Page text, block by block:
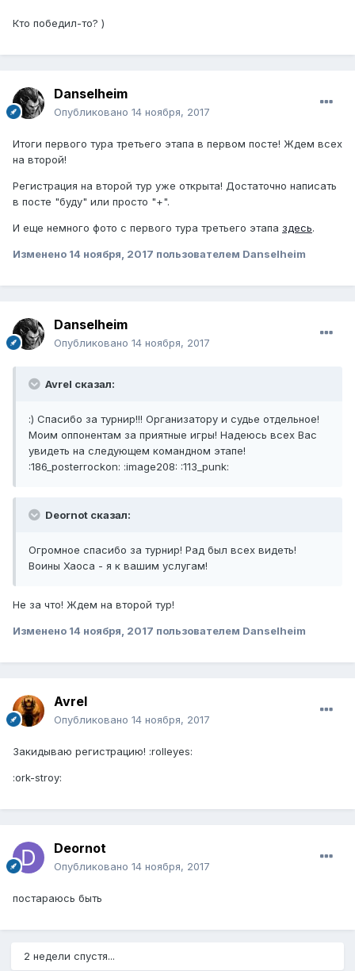
Кто победил-то? )
Danselheim
Опубликовано 14 ноября, 2017
Итоги первого тура третьего этапа в первом посте! Ждем всех
на второй!
Регистрация на второй тур уже открыта! Достаточно написать
в посте "буду" или просто "+".
И еще немного фото с первого тура третьего этапа здесь.
Изменено 14 ноября, 2017 пользователем Danselheim
Danselheim
Опубликовано 14 ноября, 2017
Avrel сказал:
:) Спасибо за турнир!!! Организатору и судье отдельное!
Моим оппонентам за приятные игры! Надеюсь всех Вас
увидеть на следующем командном этапе!
:186_posterrockon: :image208: :113_punk:
Deornot сказал:
Огромное спасибо за турнир! Рад был всех видеть!
Воины Хаоса - я к вашим услугам!
Не за что! Ждем на второй тур!
Изменено 14 ноября, 2017 пользователем Danselheim
Avrel
Опубликовано 14 ноября, 2017
Закидываю регистрацию! :rolleyes:
:ork-stroy:
Deornot
Опубликовано 14 ноября, 2017
постараюсь быть
2 недели спустя...